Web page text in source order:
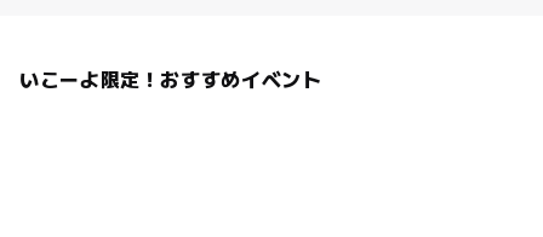
いこーよ限定！おすすめイベント